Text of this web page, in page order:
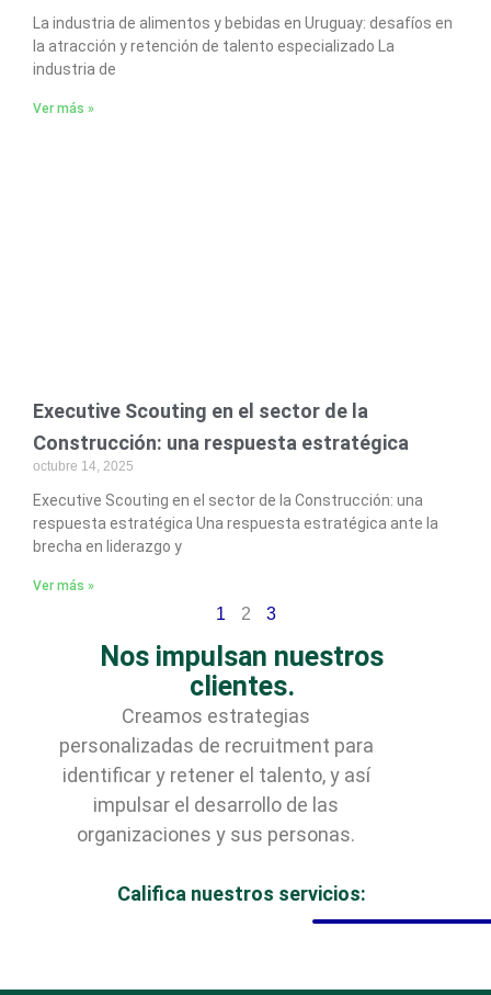
La industria de alimentos y bebidas en Uruguay: desafíos en
la atracción y retención de talento especializado La
industria de
Ver más »
Executive Scouting en el sector de la
Construcción: una respuesta estratégica
octubre 14, 2025
Executive Scouting en el sector de la Construcción: una
respuesta estratégica Una respuesta estratégica ante la
brecha en liderazgo y
Ver más »
1 2 3
Nos impulsan nuestros
clientes.
Creamos estrategias
personalizadas de recruitment para
identificar y retener el talento, y así
impulsar el desarrollo de las
organizaciones y sus personas.
Califica nuestros servicios: